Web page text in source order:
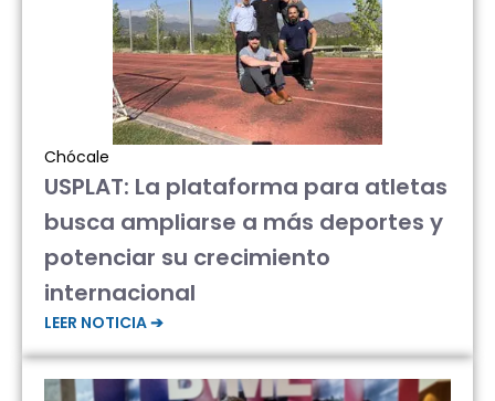
Chócale
USPLAT: La plataforma para atletas
busca ampliarse a más deportes y
potenciar su crecimiento
internacional
LEER NOTICIA ➔